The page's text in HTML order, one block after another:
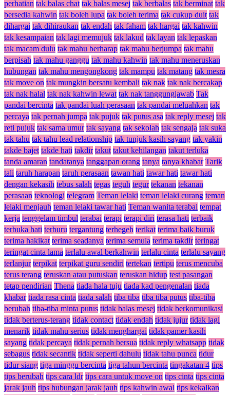
perhatian tak balas chat tak balas mesej tak berbalas tak berminat tak
bersedia kahwin tak boleh lupa tak boleh terima tak cukup duit tak
dihargai tak dihiraukan tak endah tak faham tak hargai tak kahwin
tak kesampaian tak lagi memujuk tak lakud tak layan tak lepaskan
tak macam dulu tak mahu berharap tak mahu berjumpa tak mahu
berpisah tak mahu ganggu tak mahu kahwin tak mahu meneruskan
hubungan tak mahu mengongkong tak mampu tak matang tak mesra
tak move on tak mungkin bersatu kembali tak nak tak nak bercakap
tak nak halal tak nak kahwin lewat tak nak tanggungjawab Tak
pandai bercinta tak pandai luah perasaan tak pandai meluahkan tak
percaya tak pernah jumpa tak pujuk tak putus asa tak reply mesej tak
reti pujuk tak sama umur tak sayang tak sekolah tak sengaja tak suka
tak tahu tak tahu lead relationship tak tunjuk kasih sayang tak yakin
takde bajet takde hati takdir takut takut kehilangan takut terluka
tanda amaran tandatanya tanggapan orang tanya tanya khabar Tarik
tali taruh harapan taruh perasaan tawan hati tawar hati tawar hati
dengan kekasih tebus salah tegas teguh tegur tekanan tekanan
perasaan teknologi telegram Teman lelaki teman lelaki curang teman
lelaki menjauh teman lelaki tawar hati Teman wanita terabai tempat
kerja tenggelam timbul terabai terapi terapi diri terasa hati terbaik
terbuka hati terburu tergantung terhegeh terikat terima baik buruk
terima hakikat terima seadanya terima semula terima takdir teringat
teringat cinta lama terlalu awal berkahwin terlalu cinta terlalu sayang
terlanjur terpikat terpikat guru sendiri tertekan tertipu terus mencuba
terus terang teruskan atau putuskan teruskan hidup test pasangan
tetap pendirian Thena tiada hala tuju tiada kad pengenalan tiada
khabar tiada rasa cinta tiada salah tiba tiba tiba tiba putus tiba-tiba
berubah tiba-tiba minta putus tidak balas mesej tidak berkomunikasi
tidak berterus-terang tidak contact tidak endah tidak jujur tidak lagi
menarik tidak mahu serius tidak menghargai tidak pamer kasih
sayang tidak percaya tidak pernah bersua tidak reply whatsapp tidak
sebagus tidak secantik tidak seperti dahulu tidak tahu punca tidur
tidur siang tiga minggu bercinta tiga tahun bercinta tingakatan 4 tips
tips berubah tips cara ldr tips cara untuk move on tips cinta tips cinta
jarak jauh tips hubungan jarak jauh tips kahwin awal tips kekalkan